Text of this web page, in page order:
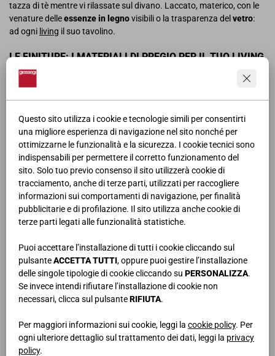
Questo sito utilizza i cookie e tecnologie simili per consentirti
una migliore esperienza di navigazione nel sito nonché per
ottimizzarne le funzionalità e la sicurezza. I cookie tecnici sono
indispensabili per permettere il corretto funzionamento del
sito. Solo tuo previo consenso il sito utilizzerà cookie di
tracciamento, anche di terze parti, utilizzati per raccogliere
informazioni sui comportamenti di navigazione, per finalità
pubblicitarie e di profilazione. Il sito utilizza anche cookie di
terze parti legati alle funzionalità statistiche.
Puoi accettare l’installazione di tutti i cookie cliccando sul
pulsanteACCETTA TUTTI, oppure puoi gestire l’installazione
delle singole tipologie di cookie cliccando su PERSONALIZZA.
Se invece intendi rifiutare l’installazione di cookie non
necessari, clicca sul pulsanteRIFIUTA.
Per maggiori informazioni sui cookie, leggi la cookie policy. Per
ogni ulteriore dettaglio sul trattamento dei dati, leggi la privacy
policy.
tazza di tè mentre vi rilassate sul divano. Laccato, materico, con le
venature delleessenze in legnovisibili o la trasparenza del vetro:
ad ogni living il suo tavolino.
LE FINITURE: I MATERIALI DI PREGIO PER IL TUO LIVING
Tavoli e sedie Giessegi sono creati mescolando materiali di alta
qualità per ottenere stili ricercati e, spesso, non convenzionali.
Prendete, per esempio, i nostri tavoli da cucina in nobilitato: Bianco,
Noce, Nuvola frassino, Rovere nodato e Teak sapranno scaldare
l’atmosfera con una sola occhiata, ma anche trasmettere al tatto il
calore tipico delle essenze in legno.
finiture materiche
invece comprendono Calce, Carrara, Opera,
Pietra, Stone Gray e Travertino, per un effetto “marmoreo” che dona
autenticità e preziosità alle superfici e trasforma
tavolo e tavolino
da salotto
in veri e propri oggetti d’arte.
Per gli appassionati di tavoli e sedie moderni
abbiamo anche molte
varianti in
, mentre i dettagli come i
telai in alluminio brown o champagne e gli inserti in vetro
completano lo stile della vostra prossima sala da pranzo o del
vostro living.
ISPIRAZIONI RETRÒ PER TAVOLI E SEDIE MODERNI
Se amate lo stile minimal, che ne dite di untavolo rettangolarecon
piano in “Calce” e basamento Brown? Le sedie moderne in bianco